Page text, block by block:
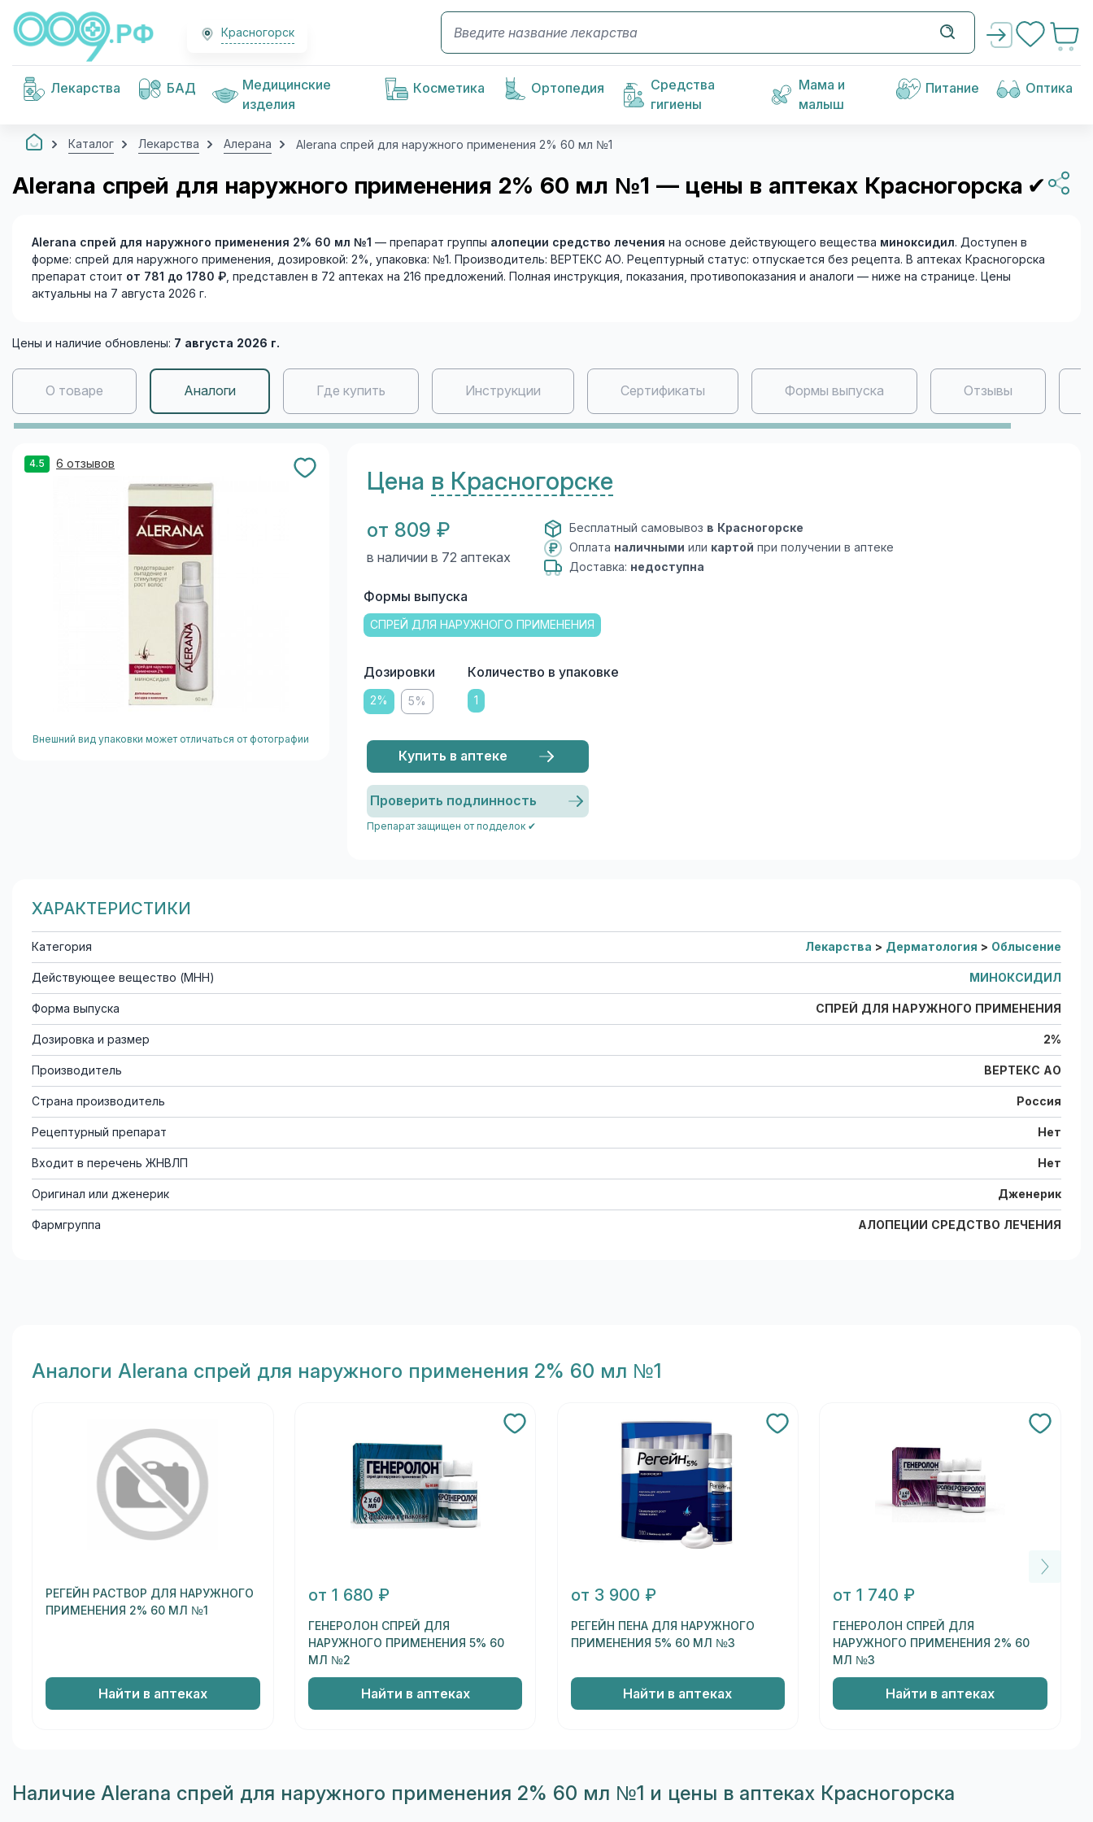
Красногорск
Лекарства БАД
Медицинские
изделия
Косметика Ортопедия
Средства
гигиены
Мама и
малыш
Питание Оптика
Каталог Лекарства Алерана Alerana спрей для наружного применения 2% 60 мл №1
Alerana спрей для наружного применения 2% 60 мл №1 — цены в аптеках Красногорска ✔
Alerana спрей для наружного применения 2% 60 мл №1 — препарат группы алопеции средство лечения на основе действующего вещества миноксидил. Доступен в
форме: спрей для наружного применения, дозировкой: 2%, упаковка: №1. Производитель: ВЕРТЕКС АО. Рецептурный статус: отпускается без рецепта. В аптеках Красногорска
препарат стоит от 781 до 1780 ₽ , представлен в 72 аптеках на 216 предложений. Полная инструкция, показания, противопоказания и аналоги — ниже на странице. Цены
актуальны на 7 августа 2026 г.
Цены и наличие обновлены: 7 августа 2026 г.
О товаре Аналоги Где купить Инструкции Сертификаты Формы выпуска Отзывы
4.5 6 отзывов
Внешний вид упаковки может отличаться от фотографии
Цена в Красногорске
от 809 ₽
в наличии в 72 аптеках
Бесплатный самовывоз в Красногорске
Оплата наличными или картой при получении в аптеке
Доставка: недоступна
Формы выпуска
СПРЕЙ ДЛЯ НАРУЖНОГО ПРИМЕНЕНИЯ
Дозировки
2% 5%
Количество в упаковке
1
Купить в аптеке
Проверить подлинность
Препарат защищен от подделок ✔
ХАРАКТЕРИСТИКИ
Категория Лекарства > Дерматология > Облысение
Действующее вещество (МНН) МИНОКСИДИЛ
Форма выпуска СПРЕЙ ДЛЯ НАРУЖНОГО ПРИМЕНЕНИЯ
Дозировка и размер 2%
Производитель ВЕРТЕКС АО
Страна производитель Россия
Рецептурный препарат Нет
Входит в перечень ЖНВЛП Нет
Оригинал или дженерик Дженерик
Фармгруппа АЛОПЕЦИИ СРЕДСТВО ЛЕЧЕНИЯ
Aналоги Alerana спрей для наружного применения 2% 60 мл №1
РЕГЕЙН РАСТВОР ДЛЯ НАРУЖНОГО
ПРИМЕНЕНИЯ 2% 60 МЛ №1
Найти в аптеках
от 1 680 ₽
ГЕНЕРОЛОН СПРЕЙ ДЛЯ
НАРУЖНОГО ПРИМЕНЕНИЯ 5% 60
МЛ №2
Найти в аптеках
от 3 900 ₽
РЕГЕЙН ПЕНА ДЛЯ НАРУЖНОГО
ПРИМЕНЕНИЯ 5% 60 МЛ №3
Найти в аптеках
от 1 740 ₽
ГЕНЕРОЛОН СПРЕЙ ДЛЯ
НАРУЖНОГО ПРИМЕНЕНИЯ 2% 60
МЛ №3
Найти в аптеках
Наличие Alerana спрей для наружного применения 2% 60 мл №1 и цены в аптеках Красногорска